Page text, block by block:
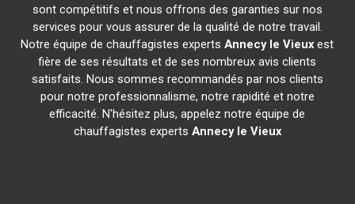
sont compétitifs et nous offrons des garanties sur nos
services pour vous assurer de la qualité de notre travail.
Notre équipe de chauffagistes expertsAnnecy le Vieux est
fière de ses résultats et de ses nombreux avis clients
satisfaits. Nous sommes recommandés par nos clients
pour notre professionnalisme, notre rapidité et notre
efficacité. N'hésitez plus, appelez notre équipe de
chauffagistes experts Annecy le Vieux